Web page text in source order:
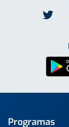
Programas